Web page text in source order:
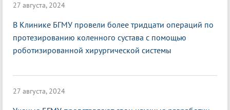
27 августа, 2024
В Клинике БГМУ провели более тридцати операций по
протезированию коленного сустава с помощью
роботизированной хирургической системы
27 августа, 2024